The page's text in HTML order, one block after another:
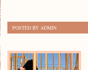
POSTED BY ADMIN